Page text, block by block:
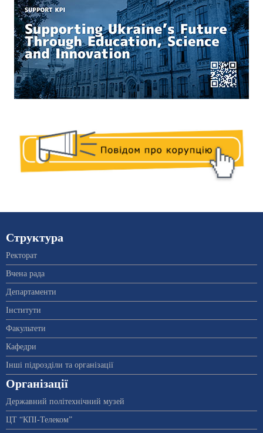
Структура
Ректорат
Вчена рада
Департаменти
Інститути
Факультети
Кафедри
Інші підрозділи та організації
Організації
Державний політехнічний музей
ЦТ “КПІ-Телеком”